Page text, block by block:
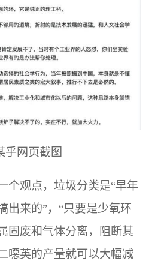
乎网页截图
个观点，垃圾分类是“早年
出来的”，“只要是少氧环
固废和气体分离，阻断其
噁英的产量就可以大幅减